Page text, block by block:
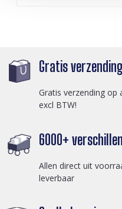
Gratis
Gratis verzending op
excl BTW!
6000+
Allen direct uit
leverbaar